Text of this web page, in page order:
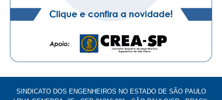
SINDICATO DOS ENGENHEIROS NO ESTADO DE SÃO PAULO